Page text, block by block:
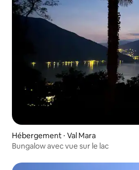
Hébergement ⋅ Val Mara
Bungalow avec vue sur le lac